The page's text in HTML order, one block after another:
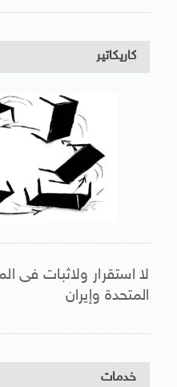
كاريكاتير
لا استقرار ولاثبات فى
المتحدة وإيران
خدمات